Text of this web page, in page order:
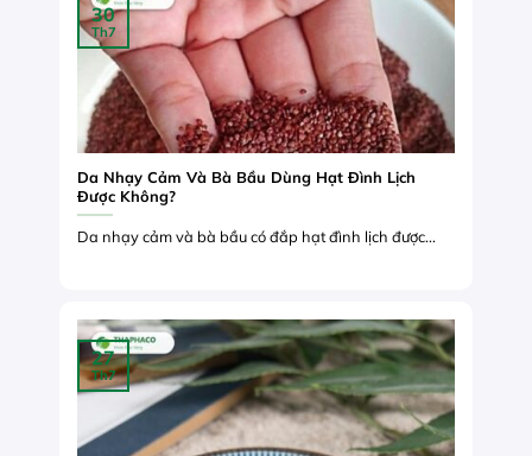
Da Nhạy Cảm Và Bà Bầu Dùng Hạt Đình Lịch
Được Không?
Da nhạy cảm và bà bầu có đắp hạt đình lịch được...
30
Th7
27
Th7